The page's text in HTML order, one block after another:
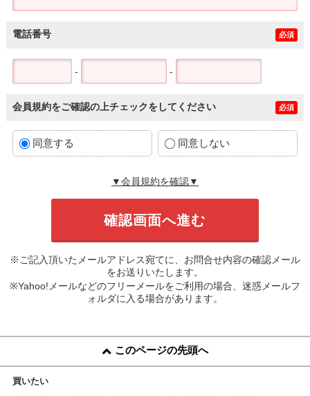
電話番号 必須
- -
会員規約をご確認の上チェックをしてください 必須
同意する 同意しない
▼会員規約を確認▼
※ご記入頂いたメールアドレス宛てに、お問合せ内容の確認メール
をお送りいたします。
※Yahoo!メールなどのフリーメールをご利用の場合、迷惑メールフ
ォルダに入る場合があります。
このページの先頭へ
買いたい